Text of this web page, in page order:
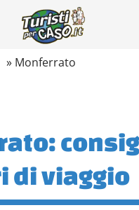
» Monferrato
di viaggio